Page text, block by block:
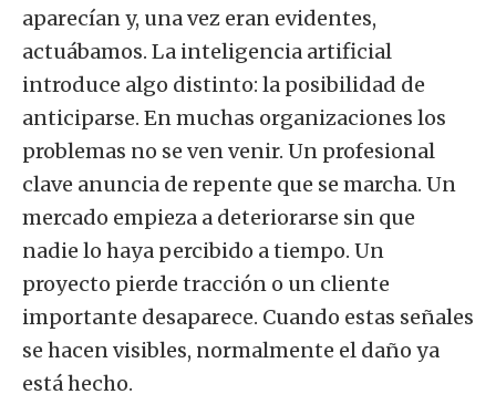
aparecían y, una vez eran evidentes,
actuábamos. La inteligencia artificial
introduce algo distinto: la posibilidad de
anticiparse. En muchas organizaciones los
problemas no se ven venir. Un profesional
clave anuncia de repente que se marcha. Un
mercado empieza a deteriorarse sin que
nadie lo haya percibido a tiempo. Un
proyecto pierde tracción o un cliente
importante desaparece. Cuando estas señales
se hacen visibles, normalmente el daño ya
está hecho.